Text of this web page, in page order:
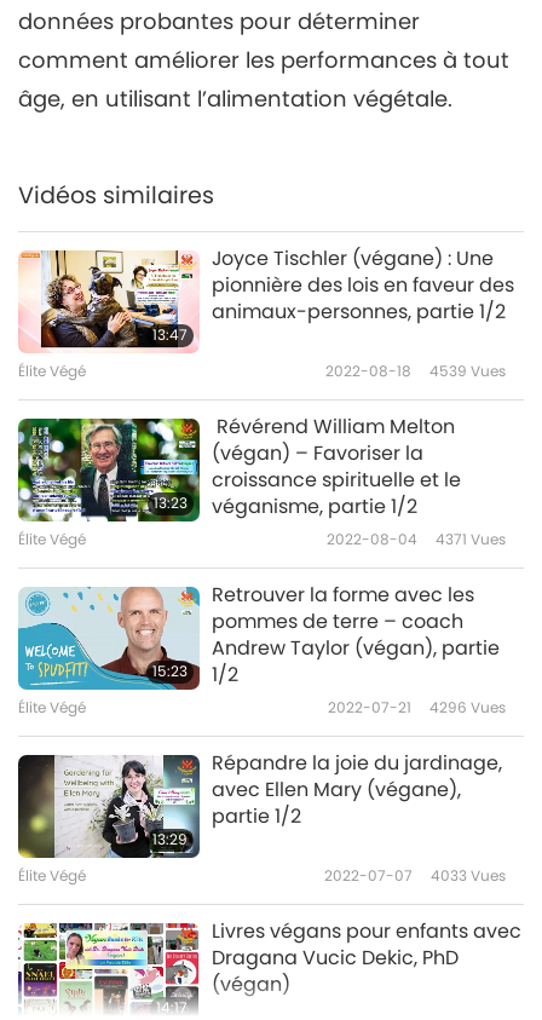
données probantes pour déterminer
comment améliorer les performances à tout
âge, en utilisant l’alimentation végétale.
Vidéos similaires
13:47
Joyce Tischler (végane) : Une
pionnière des lois en faveur des
animaux-personnes, partie 1/2
Élite Végé 2022-08-18 4539 Vues
13:23
Révérend William Melton
(végan) – Favoriser la
croissance spirituelle et le
véganisme, partie 1/2
Élite Végé 2022-08-04 4371 Vues
15:23
Retrouver la forme avec les
pommes de terre – coach
Andrew Taylor (végan), partie
1/2
Élite Végé 2022-07-21 4296 Vues
13:29
Répandre la joie du jardinage,
avec Ellen Mary (végane),
partie 1/2
Élite Végé 2022-07-07 4033Vues
14:17
Livres végans pour enfants avec
Dragana Vucic Dekic, PhD
(végan)